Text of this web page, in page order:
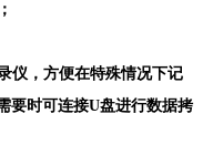
仪，方便在特殊情况下记
要时可连接U盘进行数据拷